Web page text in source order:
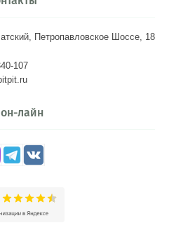
Петропавловское Шоссе, 18
107
лайн